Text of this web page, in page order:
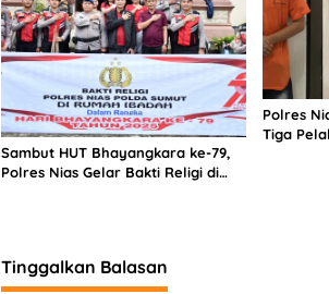
Sambut HUT Bhayangkara ke-79,
Polres Nias Gelar Bakti Religi di
Polres
Tiga
Tinggalkan Balasan